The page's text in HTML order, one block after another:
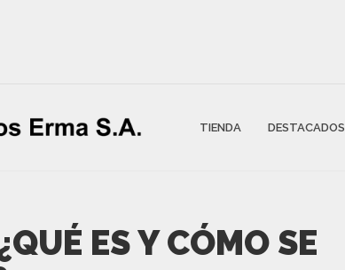
TIENDA DESTACADOS
ES Y CÓMO SE